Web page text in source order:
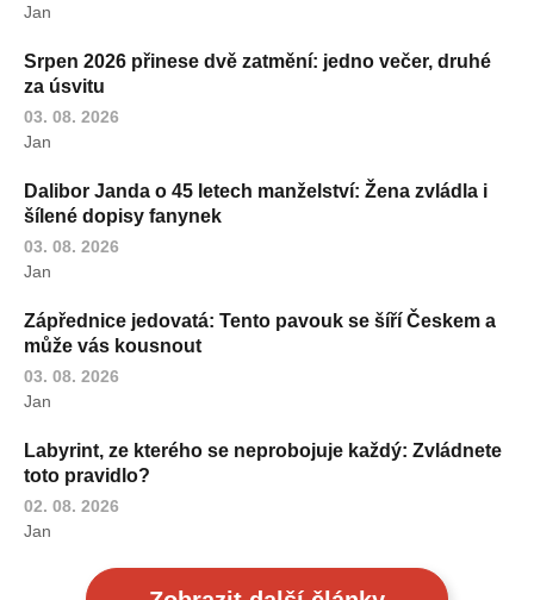
Jan
Srpen 2026 přinese dvě zatmění: jedno večer, druhé
za úsvitu
03. 08. 2026
Jan
Dalibor Janda o 45 letech manželství: Žena zvládla i
šílené dopisy fanynek
03. 08. 2026
Jan
Zápřednice jedovatá: Tento pavouk se šíří Českem a
může vás kousnout
03. 08. 2026
Jan
Labyrint, ze kterého se neprobojuje každý: Zvládnete
toto pravidlo?
02. 08. 2026
Jan